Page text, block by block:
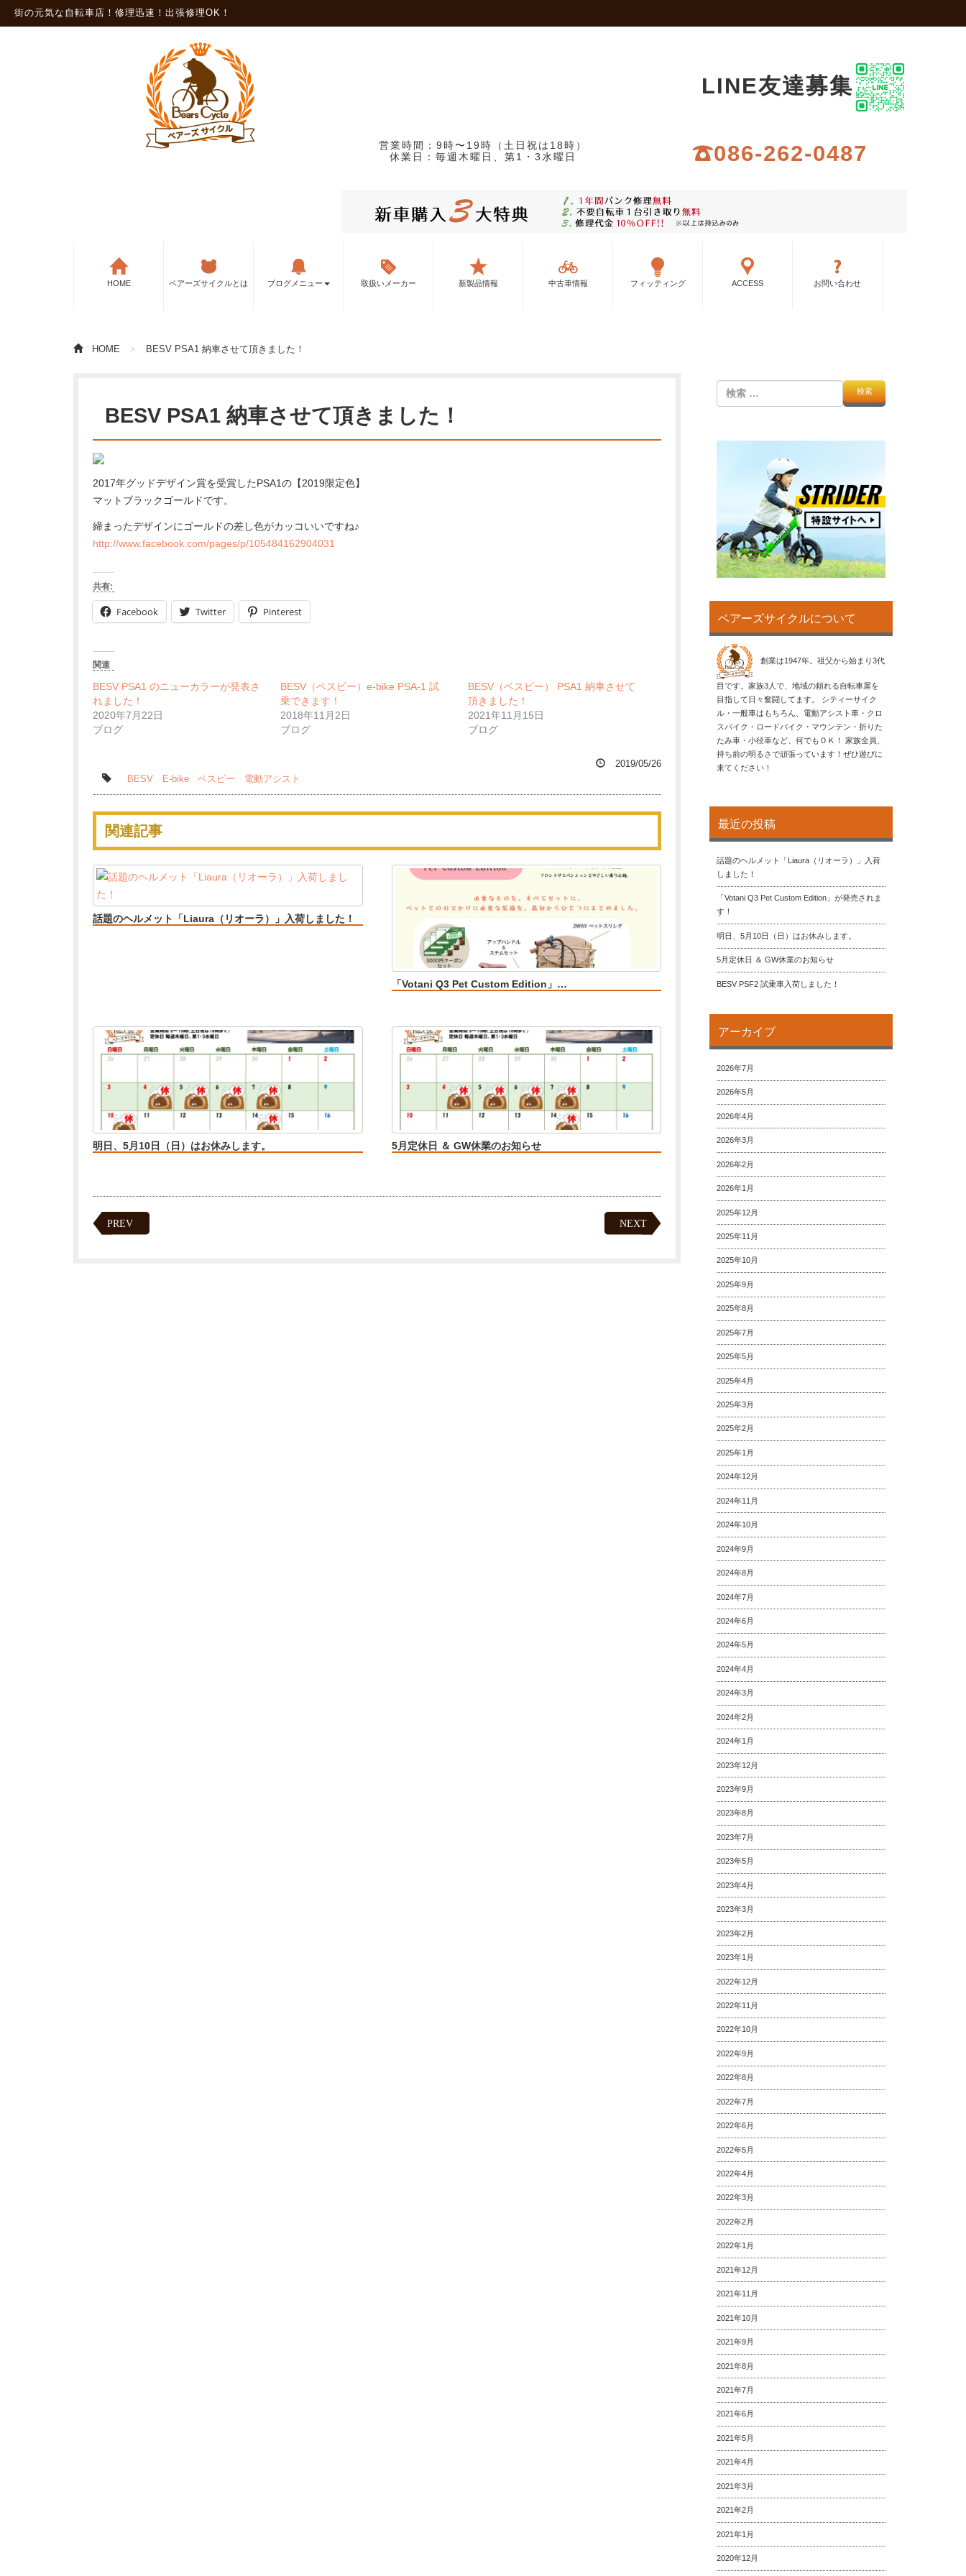
街の元気な自転車店！修理迅速！出張修理OK！
LINE友達募集
営業時間：9時〜19時（土日祝は18時）
休業日：毎週木曜日、第1・3水曜日
086-262-0487
HOME ベアーズサイクルとは ブログメニュー 取扱いメーカー 新製品情報 中古車情報 フィッティング ACCESS お問い合わせ
HOME BESV PSA1 納車させて頂きました！
BESV PSA1 納車させて頂きました！
2017年グッドデザイン賞を受賞したPSA1の【2019限定色】
マットブラックゴールドです。
締まったデザインにゴールドの差し色がカッコいいですね♪
http://www.facebook.com/pages/p/105484162904031
共有:
Facebook Twitter Pinterest
関連
BESV PSA1 のニューカラーが発表さ
れました！
2020年7月22日
ブログ
BESV（ベスビー）e-bike PSA-1 試
乗できます！
2018年11月2日
ブログ
BESV（ベスビー） PSA1 納車させて
頂きました！
2021年11月15日
ブログ
2019/05/26
BESV
E-bike ベスビー 電動アシスト
関連記事
話題のヘルメット「Liaura（リオーラ）」入荷しました！
「Votani Q3 Pet Custom Edition」…
明日、5月10日（日）はお休みします。 5月定休日 ＆ GW休業のお知らせ
PREV NEXT
ベアーズサイクルについて
創業は1947年。祖父から始まり3代
目です。家族3人で、地域の頼れる自転車屋を
目指して日々奮闘してます。 シティーサイク
ル・一般車はもちろん、電動アシスト車・クロ
スバイク・ロードバイク・マウンテン・折りた
たみ車・小径車など、何でもＯＫ！ 家族全員、
持ち前の明るさで頑張っています！ぜひ遊びに
来てください！
最近の投稿
話題のヘルメット「Liaura（リオーラ）」入荷
しました！
「Votani Q3 Pet Custom Edition」が発売されま
す！
明日、5月10日（日）はお休みします。
5月定休日 ＆ GW休業のお知らせ
BESV PSF2 試乗車入荷しました！
アーカイブ
2026年7月
2026年5月
2026年4月
2026年3月
2026年2月
2026年1月
2025年12月
2025年11月
2025年10月
2025年9月
2025年8月
2025年7月
2025年5月
2025年4月
2025年3月
2025年2月
2025年1月
2024年12月
2024年11月
2024年10月
2024年9月
2024年8月
2024年7月
2024年6月
2024年5月
2024年4月
2024年3月
2024年2月
2024年1月
2023年12月
2023年9月
2023年8月
2023年7月
2023年5月
2023年4月
2023年3月
2023年2月
2023年1月
2022年12月
2022年11月
2022年10月
2022年9月
2022年8月
2022年7月
2022年6月
2022年5月
2022年4月
2022年3月
2022年2月
2022年1月
2021年12月
2021年11月
2021年10月
2021年9月
2021年8月
2021年7月
2021年6月
2021年5月
2021年4月
2021年3月
2021年2月
2021年1月
2020年12月